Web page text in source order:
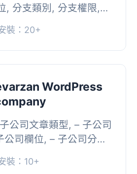
, 分支類別, 分支權限,
, 註冊佈局佈局主題,
, 分支表格檢視縮
裝：20+
WordPress
公司文章類型, – 子公司
司欄位, – 子公司分類,
裝：10+